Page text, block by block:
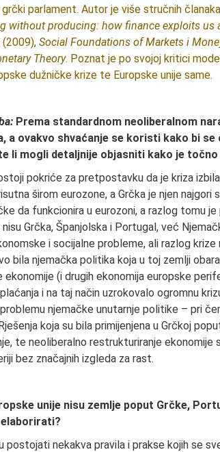
parlament. Autor je više stručnih
without producing: how finance exploits us
(2009), Social Foundations of Markets i
Theory. Poznat je po svojoj kritici
dužničke krize te Europske unije same.
Prema standardnom neoliberalnom
a ovakvo shvaćanje se koristi kako bi
li mogli detaljnije objasniti kako je
pokriće za pretpostavku da je kriza
širom eurozone, a Grčka je njen najgori
da funkcionira u eurozoni, a razlog tomu
Grčka, Španjolska i Portugal, već
i socijalne probleme, ali razlog
bila njemačka politika koja u toj zemlji
(i drugih ekonomija europske
i na taj način uzrokovalo ogromnu
njemačke unutarnje politike – pri
koja su bila primijenjena u Grčkoj
te neoliberalno restrukturiranje ekonomije
bez značajnih izgleda za rast.
unije nisu zemlje poput Grčke,
postojati nekakva pravila i prakse kojih se